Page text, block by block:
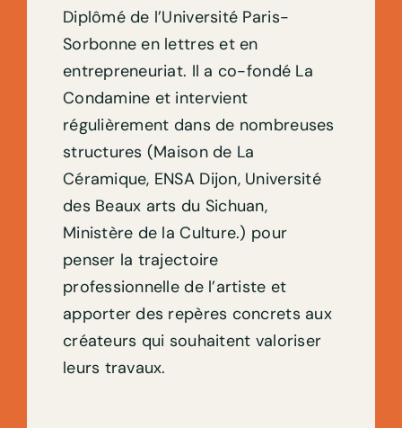
Diplômé de l’Université Paris-
Sorbonne en lettres et en
entrepreneuriat. Il a co-fondé La
Condamine et intervient
régulièrement dans de nombreuses
structures (Maison de La
Céramique, ENSA Dijon, Université
des Beaux arts du Sichuan,
Ministère de la Culture.) pour
penser la trajectoire
professionnelle de l’artiste et
apporter des repères concrets aux
créateurs qui souhaitent valoriser
leurs travaux.